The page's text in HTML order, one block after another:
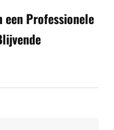
een Professionele